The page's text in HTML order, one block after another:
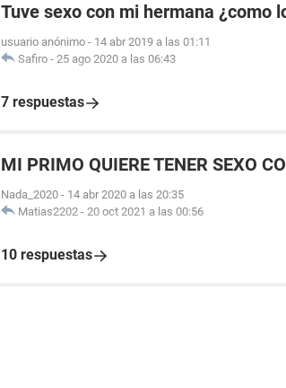
Tuve sexo con mi hermana ¿como
usuario anónimo - 14 abr 2019 a las 01:11
Safiro - 25 ago 2020 a las 06:43
7 respuestas
MI PRIMO QUIERE TENER SEXO
Nada_2020 - 14 abr 2020 a las 20:35
Matias2202 - 20 oct 2021 a las 00:56
10 respuestas